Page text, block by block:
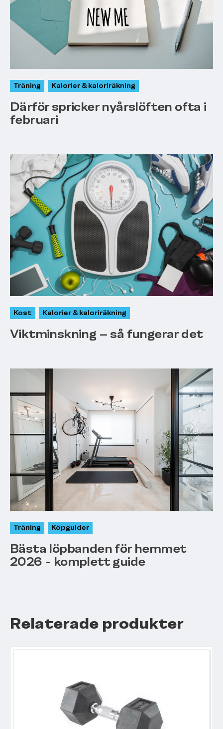
Träning Kalorier & kaloriräkning
Därför spricker nyårslöften ofta i
februari
Kost Kalorier & kaloriräkning
Viktminskning – så fungerar det
Träning Köpguider
Bästa löpbanden för hemmet
2026 - komplett guide
Relaterade produkter